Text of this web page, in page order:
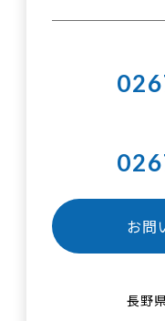
お問
長野